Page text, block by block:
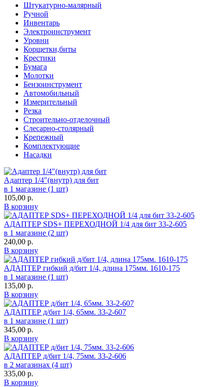
Штукатурно-малярный
Ручной
Инвентарь
Электроинструмент
Уровни
Корщетки,биты
Крестики
Бумага
Молотки
Бензоинструмент
Автомобильный
Измерительный
Резка
Строительно-отделочный
Слесарно-столярный
Крепежный
Комплектующие
Насадки
Адаптер 1/4"(внутр) для бит
в 1 магазине (1 шт)
105,00 р.
В корзину
АДАПТЕР SDS+ ПЕРЕХОДНОЙ 1/4 для бит 33-2-605
в 1 магазине (2 шт)
240,00 р.
В корзину
АДАПТЕР гибкий д/бит 1/4, длина 175мм. 1610-175
в 1 магазине (1 шт)
135,00 р.
В корзину
АДАПТЕР д/бит 1/4, 65мм. 33-2-607
в 1 магазине (1 шт)
345,00 р.
В корзину
АДАПТЕР д/бит 1/4, 75мм. 33-2-606
в 2 магазинах (4 шт)
335,00 р.
В корзину